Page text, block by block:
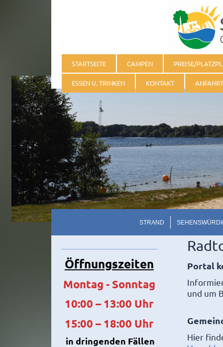
STARTSEITE CAMPEN PREISE/
ESSEN U. TRINKEN KONTAKT ANFAHRT
STRAND
Portal
und um
Hier
Öffnungszeiten
Montag - Sonntag
10:00 – 13:00 Uhr
15:00 – 18:00 Uhr
in dringenden Fällen